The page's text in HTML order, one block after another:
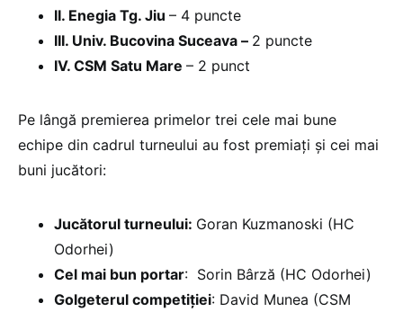
II. Enegia Tg. Jiu – 4 puncte
III. Univ. Bucovina Suceava – 2 puncte
IV. CSM Satu Mare – 2 punct
Pe lângă premierea primelor trei cele mai bune
echipe din cadrul turneului au fost premiaţi şi cei mai
buni jucători:
Jucătorul turneului: Goran Kuzmanoski (HC
Odorhei)
Cel mai bun portar: Sorin Bârză (HC Odorhei)
Golgeterul competiţiei: David Munea (CSM